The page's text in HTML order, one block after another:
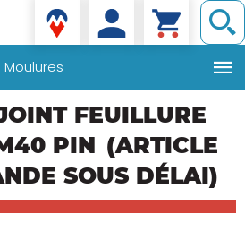
Denis matériaux
Moulures
FEUILLURE
PIN (ARTICLE
SOUS DÉLAI)